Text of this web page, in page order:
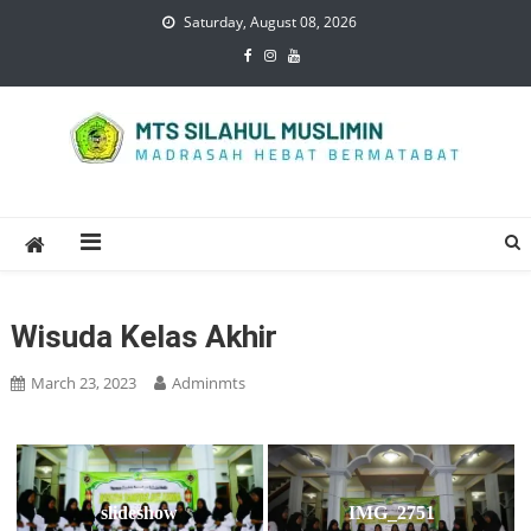
Saturday, August 08, 2026
Wisuda Kelas Akhir
March 23, 2023 Adminmts
slideshow IMG_2751